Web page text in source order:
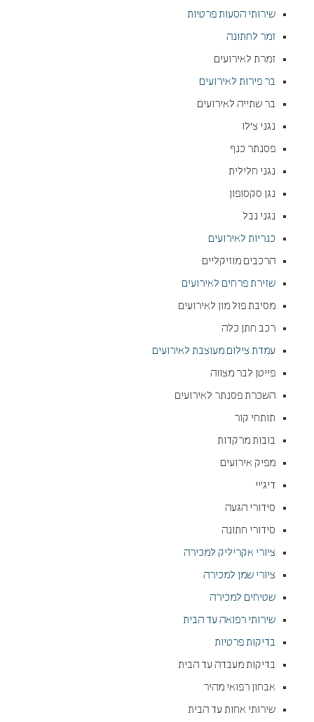
שירותי הסעות פרטיות
זמר לחתונה
זמרת לאירועים
בר פירות לאירועים
בר שתייה לאירועים
נגני צ'לו
פסנתר כנף
נגני חלילית
נגן סקסופון
נגני נבל
כנריות לאירועים
הרכבים מוזיקליים
שזירת פרחים לאירועים
מסיבת פול מון לאירועים
רכב חתן כלה
עמדת צילום מעוצבת לאירועים
פייטן לבר מצווה
השכרת פסנתר לאירועים
תותחי קור
בובות מרקדות
מפיק אירועים
דיג'יי
סידורי הגעה
סידורי חתונה
ציורי אקריליק למכירה
ציורי שמן למכירה
שטיחים למכירה
שירותי רפואה עד הבית
בדיקות פרטיות
בדיקות מעבדה עד הבית
אבחון רפואי מהיר
שירותי אחות עד הבית